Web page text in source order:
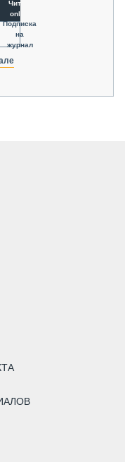
Читать
online
Подписка
на
журнал